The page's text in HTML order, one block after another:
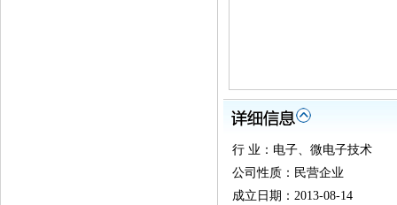
行 业：电子、微电子技术
公司性质：民营企业
成立日期：2013-08-14